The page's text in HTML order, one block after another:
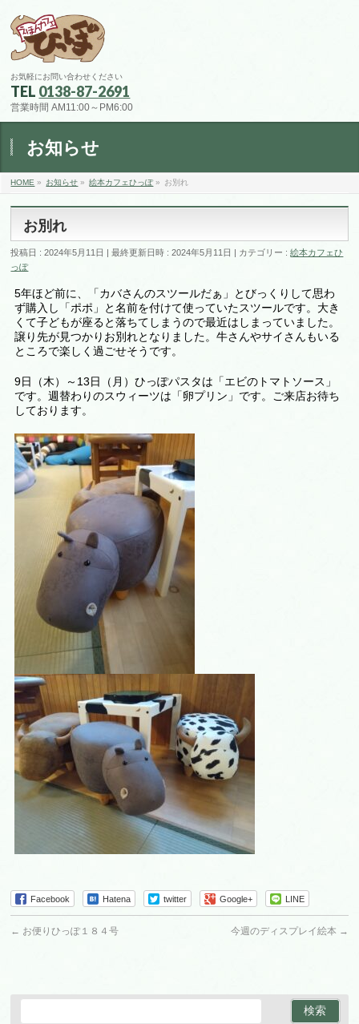
お気軽にお問い合わせください
TEL 0138-87-2691
営業時間 AM11:00～PM6:00
お知らせ
HOME » お知らせ » 絵本カフェひっぽ» お別れ
お別れ
投稿日 : 2024年5月11日 最終更新日時 : 2024年5月11日 カテゴリー :絵本カフェひ
っぽ
5年ほど前に、「カバさんのスツールだぁ」とびっくりして思わ
ず購入し「ポポ」と名前を付けて使っていたスツールです。大き
くて子どもが座ると落ちてしまうので最近はしまっていました。
譲り先が見つかりお別れとなりました。牛さんやサイさんもいる
ところで楽しく過ごせそうです。
9日（木）～13日（月）ひっぽパスタは「エビのトマトソース」
です。週替わりのスウィーツは 「卵プリン 」です。ご来店お待ち
しております。
Facebook Hatena twitter Google+ LINE
← お便りひっぽ１８４号 今週のディスプレイ絵本 →